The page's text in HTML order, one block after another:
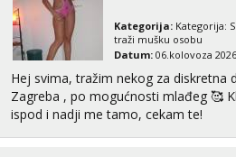
tel:0,93€ - mob:1,12€ min
Obavijesti me kada se
Biljana
Čekam tvoj poziv!
Tel:064/677-677- Kod: #132
Kategorija: Kategorija:
traži mušku osobu
Datum: 06.kolovoza
Hej svima, tražim nekog za diskretna
Zagreba , po mogućnosti mlađeg 🥰 Klikni na link
ispod i nadji me tamo, cekam te!